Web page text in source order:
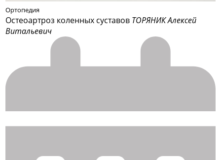
Ортопедия
Остеоартроз коленных суставов ТОРЯНИК Алексей
Витальевич